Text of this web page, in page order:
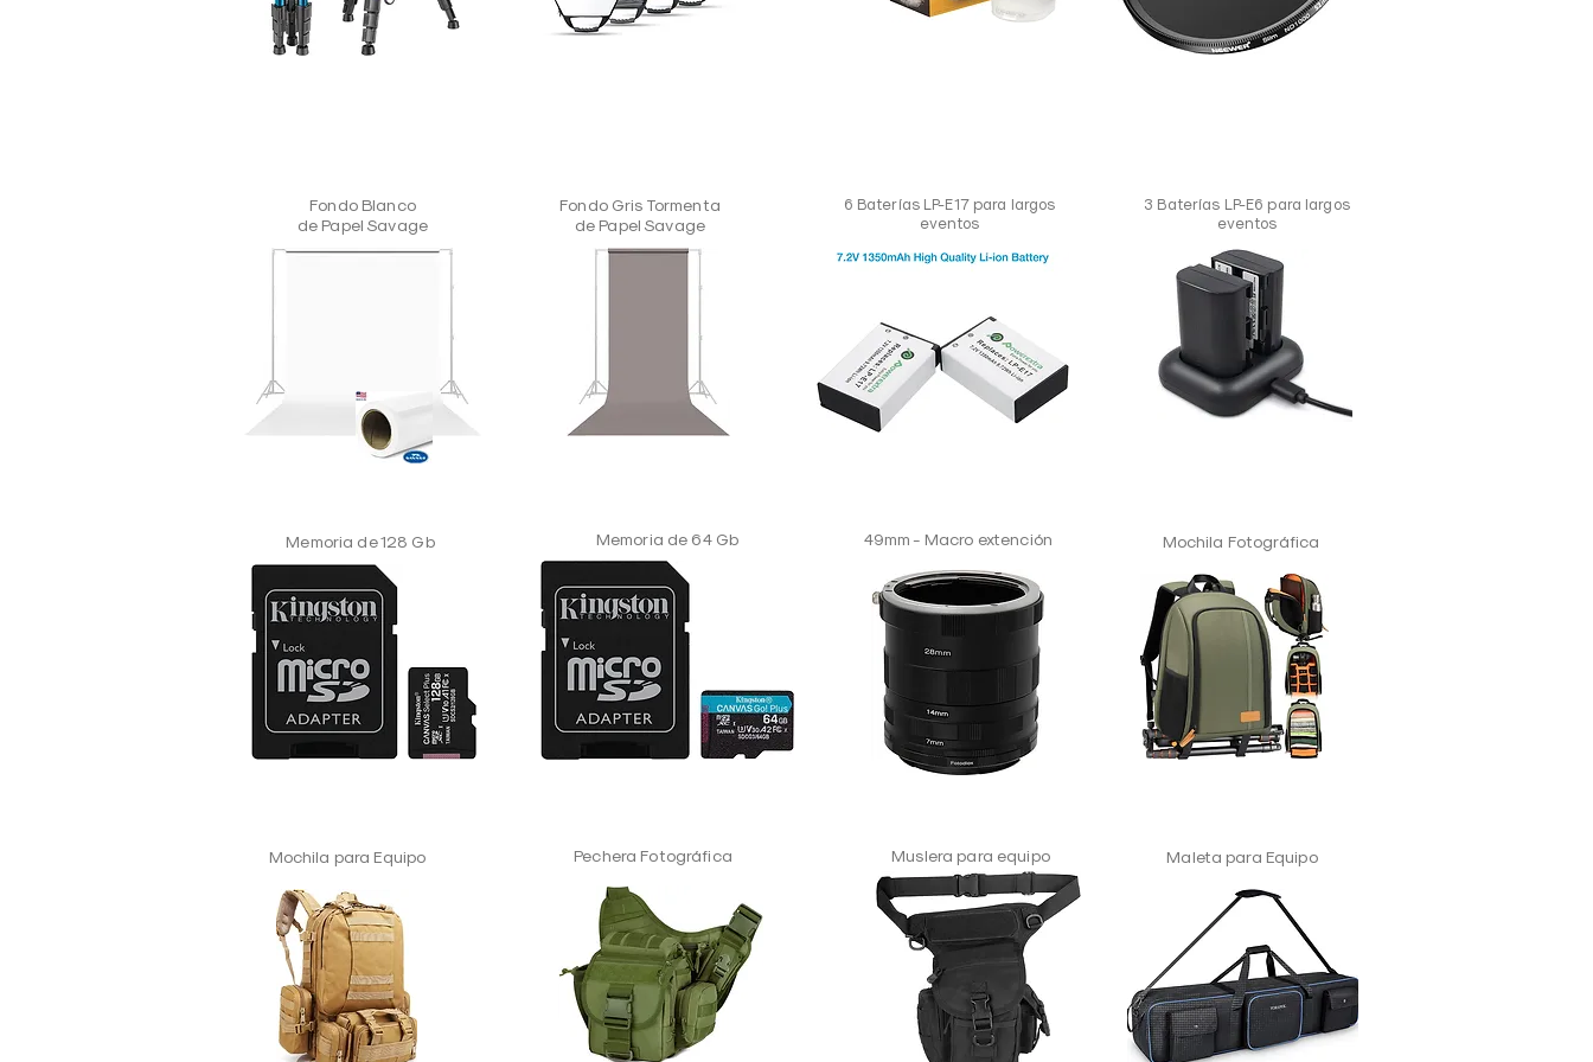
Fondo Blanco
de Papel Savage
Fondo Gris Tormenta
de Papel Savage
6 Baterías LP-E17 para largos
eventos
3 Baterías LP-E6 para largos
eventos
Memoria de 128 Gb Memoria de 64 Gb 49mm - Macro extención Mochila Fotográfica
Mochila para Equipo Pechera Fotográfica Muslera para equipo Maleta para Equipo